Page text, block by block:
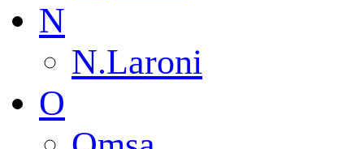
N
N.Laroni
O